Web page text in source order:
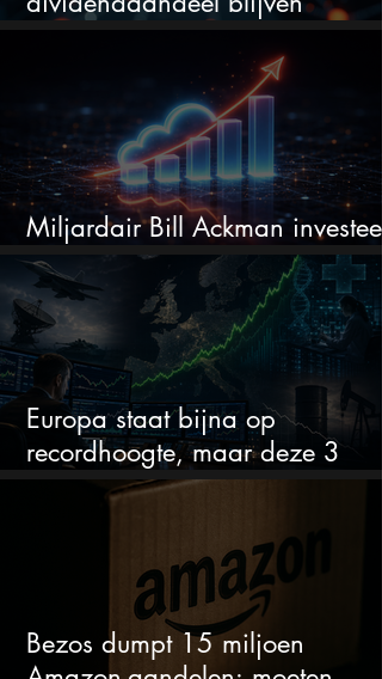
verhogen?
Miljardair Bill Ackman investeert
miljarden in dit techaandeel
Europa staat bijna op
recordhoogte, maar deze 3
sectoren vallen nu op
Bezos dumpt 15 miljoen